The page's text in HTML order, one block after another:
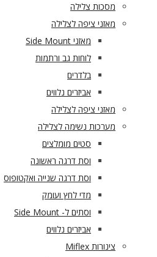
מסכות צלילה
מאזני ציפה לצלילה
מאזני Side Mount
לוחות גב ורתמות
בלדרים
אביזרים נלווים
מאזני ציפה לצלילה
מערכות נשימה לצלילה
סטים מומלצים
וסת דרגה ראשונה
וסת דרגה שנייה ואקטופוס
מדי לחץ ועומק
וסתים ל- Side Mount
אביזרים נלווים
צינורות Miflex